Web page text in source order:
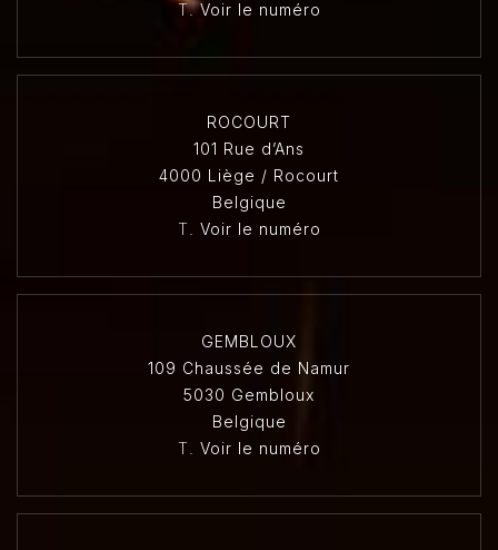
T.Voir le numéro
ROCOURT
101 Rue d’Ans
4000 Liège / Rocourt
Belgique
T. Voir le numéro
GEMBLOUX
109 Chaussée de Namur
5030 Gembloux
Belgique
T. Voir le numéro